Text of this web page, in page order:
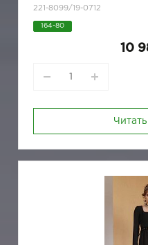
221-8099/19-0712
164-80
10